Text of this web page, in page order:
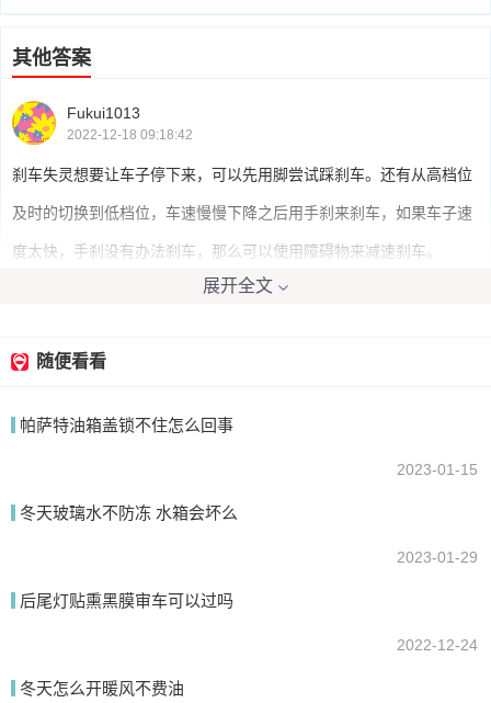
其他答案
Fukui1013
2022-12-18 09:18:42
刹车失灵想要让车子停下来，可以先用脚尝试踩刹车。还有从高档位
及时的切换到低档位，车速慢慢下降之后用手刹来刹车，如果车子速
度太快，手刹没有办法刹车，那么可以使用障碍物来减速刹车。
2022-12-18 11:25:47
紧、松开的方法，让车辆减速停下来就可以了。
我要回答
展开全文
随便看看
帕萨特油箱盖锁不住怎么回事
2023-01-15
冬天玻璃水不防冻 水箱会坏么
2023-01-29
后尾灯贴熏黑膜审车可以过吗
2022-12-24
冬天怎么开暖风不费油